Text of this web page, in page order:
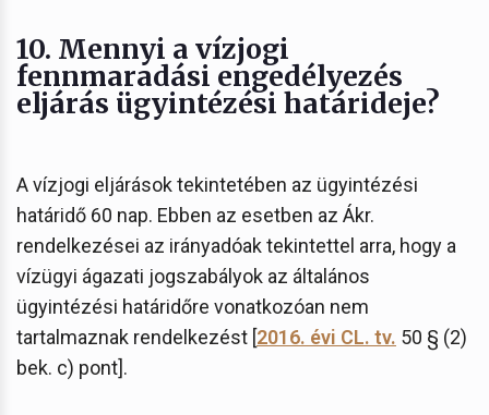
10. Mennyi a vízjogi
fennmaradási engedélyezés
eljárás ügyintézési határideje?
A vízjogi eljárások tekintetében az ügyintézési
határidő 60 nap. Ebben az esetben az Ákr.
rendelkezései az irányadóak tekintettel arra, hogy a
vízügyi ágazati jogszabályok az általános
ügyintézési határidőre vonatkozóan nem
tartalmaznak rendelkezést [2016. évi CL. tv. 50 § (2)
bek. c) pont].